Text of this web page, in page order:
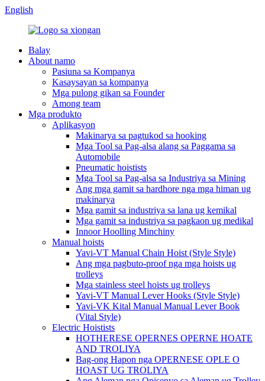
English
Balay
About namo
Pasiuna sa Kompanya
Kasaysayan sa kompanya
Mga pulong gikan sa Founder
Among team
Mga produkto
Aplikasyon
Makinarya sa pagtukod sa hooking
Mga Tool sa Pag-alsa alang sa Paggama sa
Automobile
Pneumatic hoistists
Mga Tool sa Pag-alsa sa Industriya sa Mining
Ang mga gamit sa hardhore nga mga himan ug
makinarya
Mga gamit sa industriya sa lana ug kemikal
Mga gamit sa industriya sa pagkaon ug medikal
Innoor Hoolling Minchiny
Manual hoists
Yavi-VT Manual Chain Hoist (Style Style)
Ang mga pagbuto-proof nga mga hoists ug
trolleys
Mga stainless steel hoists ug trolleys
Yavi-VT Manual Lever Hooks (Style Style)
Yavi-VK Kital Manual Manual Lever Book
(Vital Style)
Electric Hoistists
HOTHERESE OPERNES OPERNE HOATE
AND TROLIYA
Bag-ong Hapon nga OPERNESE OPLE O
HOAST UG TROLIYA